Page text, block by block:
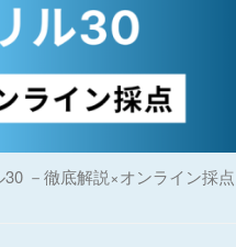
30 －徹底解説×オンライン採点